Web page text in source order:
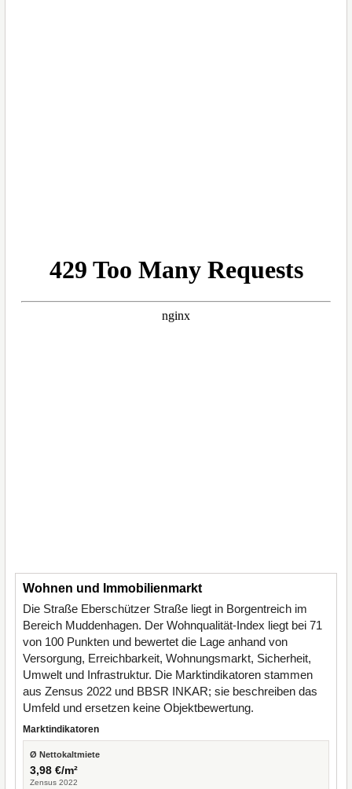
Wohnen und Immobilienmarkt
Die Straße Eberschützer Straße liegt in Borgentreich im
Bereich Muddenhagen. Der Wohnqualität-Index liegt bei 71
von 100 Punkten und bewertet die Lage anhand von
Versorgung, Erreichbarkeit, Wohnungsmarkt, Sicherheit,
Umwelt und Infrastruktur. Die Marktindikatoren stammen
aus Zensus 2022 und BBSR INKAR; sie beschreiben das
Umfeld und ersetzen keine Objektbewertung.
Marktindikatoren
Ø Nettokaltmiete
3,98 €/m²
Zensus 2022